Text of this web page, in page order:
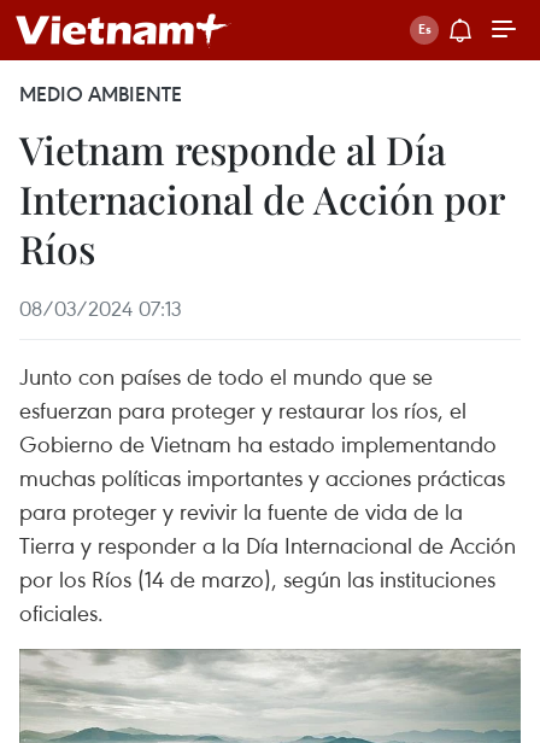
MEDIO AMBIENTE
Vietnam responde al Día
Internacional de Acción por
Ríos
08/03/2024 07:13
Junto con países de todo el mundo que se
esfuerzan para proteger y restaurar los ríos, el
Gobierno de Vietnam ha estado implementando
muchas políticas importantes y acciones prácticas
para proteger y revivir la fuente de vida de la
Tierra y responder a la Día Internacional de Acción
por los Ríos (14 de marzo), según las instituciones
oficiales.